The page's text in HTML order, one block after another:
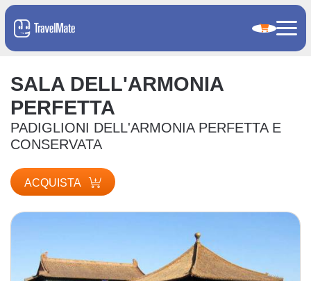
SALA DELL'ARMONIA
PERFETTA
PADIGLIONI DELL'ARMONIA PERFETTA E
CONSERVATA
ACQUISTA